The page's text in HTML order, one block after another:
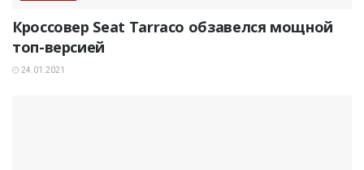
Кроссовер Seat Tarraco обзавелся мощной
топ-версией
24.01.2021